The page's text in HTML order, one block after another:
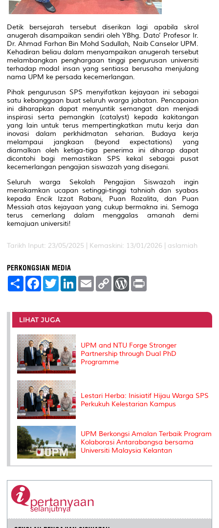
Detik bersejarah tersebut diserikan lagi apabila skrol
anugerah disampaikan sendiri oleh YBhg. Dato' Profesor Ir.
Dr. Ahmad Farhan Bin Mohd Sadullah, Naib Canselor UPM.
Kehadiran beliau dalam menyampaikan anugerah tersebut
melambangkan penghargaan tinggi pengurusan universiti
terhadap modal insan yang sentiasa berusaha menjulang
nama UPM ke persada kecemerlangan.
Pihak pengurusan SPS menyifatkan kejayaan ini sebagai
satu kebanggaan buat seluruh warga jabatan. Pencapaian
ini diharapkan dapat menyuntik semangat dan menjadi
inspirasi serta pemangkin (catalyst) kepada kakitangan
yang lain untuk terus mempertingkatkan mutu kerja dan
inovasi dalam perkhidmatan seharian. Budaya kerja
melampaui jangkaan (beyond expectations) yang
diamalkan oleh ketiga-tiga penerima ini diharap dapat
dicontohi bagi memastikan SPS kekal sebagai pusat
kecemerlangan pengajian siswazah yang disegani.
Seluruh warga Sekolah Pengajian Siswazah ingin
merakamkan ucapan setinggi-tinggi tahniah dan syabas
kepada Encik Izzat Rabani, Puan Rozalita, dan Puan
Messiah atas kejayaan yang cukup bermakna ini. Semoga
terus cemerlang dalam menggalas amanah demi
kemajuan universiti!
Tarikh Input: 23/05/2025 | Kemaskini: 13/01/2026 | aslamiah
PERKONGSIAN MEDIA
S
e
F
a
b
o
o
k
T
w
t
e
r
L
e
I
E
m
l
C
L
n
W
P
e
s
t
LIHAT JUGA
UPM and NTU Forge Stronger
Partnership through Dual PhD
Programme
Lestari Herba: Inisiatif Hijau Warga SPS
Perkukuh Kelestarian Kampus
UPM Berkongsi Amalan Terbaik Program
Kolaborasi Antarabangsa bersama
Universiti Malaysia Kelantan